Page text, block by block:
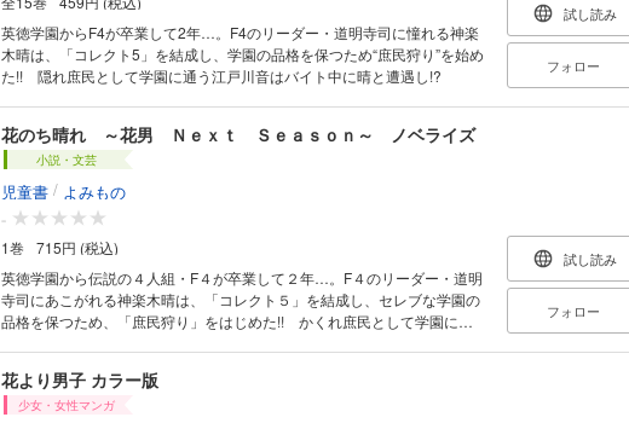
英徳学園からF4が卒業して2年…。F4のリーダー・道明寺司に憧れる神楽
木晴は、「コレクト5」を結成し、学園の品格を保つため“庶民狩り”を始め
た!! 隠れ庶民として学園に通う江戸川音はバイト中に晴と遭遇し!?
試し読み
フォロー
花のち晴れ ～花男 Ｎｅｘｔ Ｓｅａｓｏｎ～ ノベライズ
小説・文芸
児童書 / よみもの
-
1巻
715円 (税込)
英徳学園から伝説の４人組・F４が卒業して２年…。F４のリーダー・道明
寺司にあこがれる神楽木晴は、「コレクト５」を結成し、セレブな学園の
品格を保つため、「庶民狩り」をはじめた!! かくれ庶民として学園に通
試し読み
フォロー
花より男子 カラー版
少女・女性マンガ